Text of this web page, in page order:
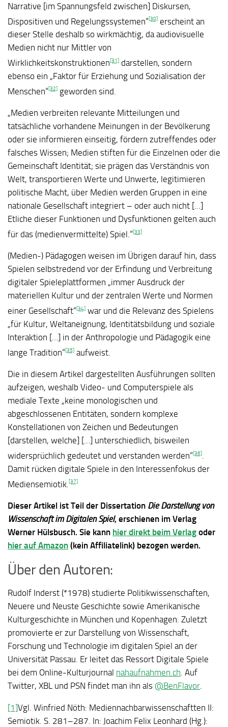
Narrative [im Spannungsfeld zwischen] Diskursen,
Dispositiven und Regelungssystemen“[30] erscheint an
dieser Stelle deshalb so wirkmächtig, da audiovisuelle
Medien nicht nur Mittler von
Wirklichkeitskonstruktionen[31] darstellen, sondern
ebenso ein „Faktor für Erziehung und Sozialisation der
Menschen“[32] geworden sind.
„Medien verbreiten relevante Mitteilungen und
tatsächliche vorhandene Meinungen in der Bevölkerung
oder sie informieren einseitig, fördern zutreffendes oder
falsches Wissen; Medien stiften für die Einzelnen oder die
Gemeinschaft Identität; sie prägen das Verständnis von
Welt, transportieren Werte und Unwerte, legitimieren
politische Macht, über Medien werden Gruppen in eine
nationale Gesellschaft integriert – oder auch nicht […]
Etliche dieser Funktionen und Dysfunktionen gelten auch
für das (medienvermittelte) Spiel.“[33]
(Medien-) Pädagogen weisen im Übrigen darauf hin, dass
Spielen selbstredend vor der Erfindung und Verbreitung
digitaler Spieleplattformen „immer Ausdruck der
materiellen Kultur und der zentralen Werte und Normen
einer Gesellschaft“[34] war und die Relevanz des Spielens
„für Kultur, Weltaneignung, Identitätsbildung und soziale
Interaktion […] in der Anthropologie und Pädagogik eine
lange Tradition“[35] aufweist.
Die in diesem Artikel dargestellten Ausführungen sollten
aufzeigen, weshalb Video- und Computerspiele als
mediale Texte „keine monologischen und
abgeschlossenen Entitäten, sondern komplexe
Konstellationen von Zeichen und Bedeutungen
[darstellen, welche] […] unterschiedlich, bisweilen
widersprüchlich gedeutet und verstanden werden“[36]
Damit rücken digitale Spiele in den Interessenfokus der
Mediensemiotik. [37]
Dieser Artikel ist Teil der Dissertation Die Darstellung von
Wissenschaft im Digitalen Spiel, erschienen im Verlag
Werner Hülsbusch. Sie kann hier direkt beim Verlag oder
hier auf Amazon (kein Affiliatelink) bezogen werden.
Über den Autoren:
Rudolf Inderst (*1978) studierte Politikwissenschaften,
Neuere und Neuste Geschichte sowie Amerikanische
Kulturgeschichte in München und Kopenhagen. Zuletzt
promovierte er zur Darstellung von Wissenschaft,
Forschung und Technologie im digitalen Spiel an der
Universität Passau. Er leitet das Ressort Digitale Spiele
bei dem Online-Kulturjournal nahaufnahmen.ch . Auf
Twitter, XBL und PSN findet man ihn als @BenFlavor
[1]Vgl. Winfried Nöth: Mediennachbarwissenschaftten II:
Semiotik. S. 281–287. In: Joachim Felix Leonhard (Hg.):